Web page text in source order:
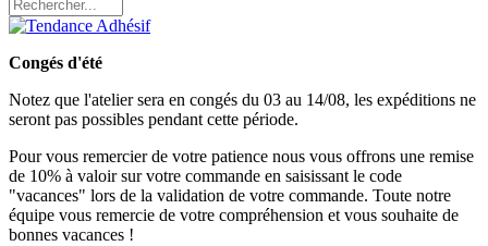
Congés d'été
Notez que l'atelier sera en congés du 03 au 14/08, les expéditions ne
seront pas possibles pendant cette période.
Pour vous remercier de votre patience nous vous offrons une remise
de 10% à valoir sur votre commande en saisissant le code
"vacances" lors de la validation de votre commande. Toute notre
équipe vous remercie de votre compréhension et vous souhaite de
bonnes vacances !